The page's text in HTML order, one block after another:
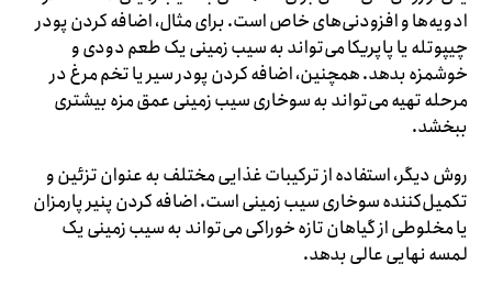
ادویه‌ها و افزودنی‌های خاص است. برای مثال، اضافه کردن پودر
چیپوتله یا پاپریکا می‌تواند به سیب زمینی یک طعم دودی و
خوشمزه بدهد. همچنین، اضافه کردن پودر سیر یا تخم مرغ در
مرحله تهیه می‌تواند به سوخاری سیب زمینی عمق مزه بیشتری
ببخشد.
روش دیگر، استفاده از ترکیبات غذایی مختلف به عنوان تزئین و
تکمیل‌کننده سوخاری سیب زمینی است. اضافه کردن پنیر پارمزان
یا مخلوطی از گیاهان تازه خوراکی می‌تواند به سیب زمینی یک
لمسه نهایی عالی بدهد.